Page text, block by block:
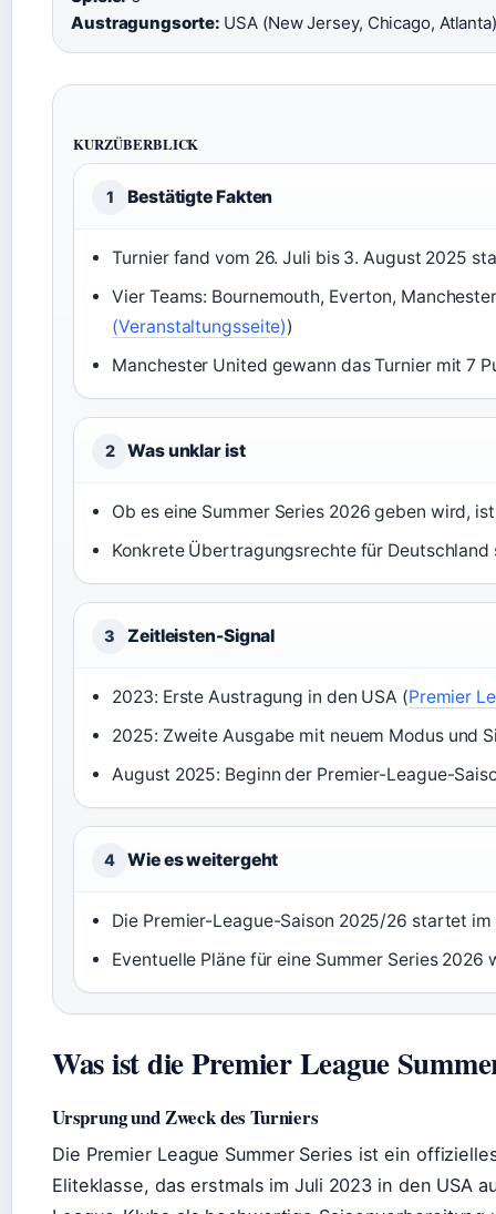
Austragungsorte: USA (New Jersey, Chicago, Atlanta)
KURZÜBERBLICK
1 Bestätigte Fakten
Turnier fand vom 26. Juli bis 3. August 2025
Vier Teams: Bournemouth, Everton,
(Veranstaltungsseite))
Manchester United gewann das Turnier mit 7
2 Was unklar ist
Ob es eine Summer Series 2026 geben wird,
Konkrete Übertragungsrechte für
3 Zeitleisten-Signal
2023: Erste Austragung in den USA (Premier
2025: Zweite Ausgabe mit neuem Modus und
August 2025: Beginn der Premier-League-
4 Wie es weitergeht
Die Premier-League-Saison 2025/26 startet
Eventuelle Pläne für eine Summer Series
Was ist die Premier League
Ursprung und Zweck des Turniers
Die Premier League Summer Series ist ein
Eliteklasse, das erstmals im Juli 2023 in den USA